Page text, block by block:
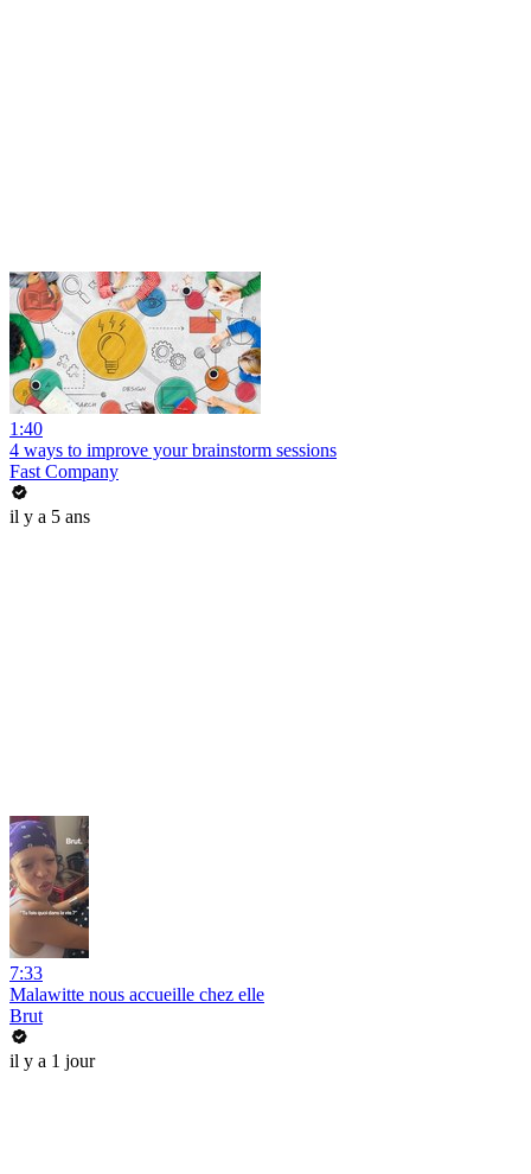
1:40
4 ways to improve your brainstorm sessions
Fast Company
il y a 5 ans
7:33
Malawitte nous accueille chez elle
Brut
il y a 1 jour